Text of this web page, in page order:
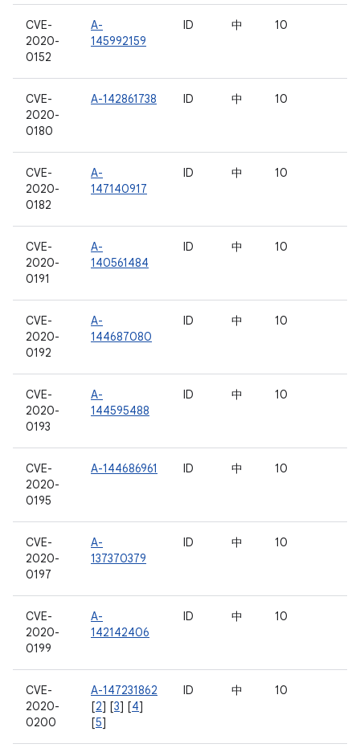
CVE-
2020-
0152
A-
145992159
ID 中 10
CVE-
2020-
0180
A-142861738 ID 中 10
CVE-
2020-
0182
A-
147140917
ID 中 10
CVE-
2020-
0191
A-
140561484
ID 中 10
CVE-
2020-
0192
A-
144687080
ID 中 10
CVE-
2020-
0193
A-
144595488
ID 中 10
CVE-
2020-
0195
A-144686961 ID 中 10
CVE-
2020-
0197
A-
137370379
ID 中 10
CVE-
2020-
0199
A-
142142406
ID 中 10
CVE-
2020-
0200
A-147231862
[2] [3] [4]
[5]
ID 中 10